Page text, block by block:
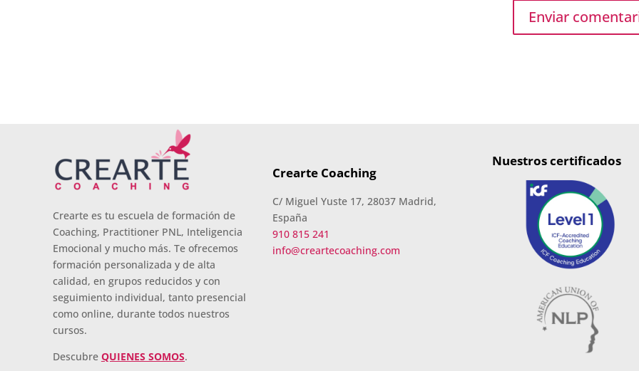
Crearte es tu escuela de formación de
Coaching, Practitioner PNL, Inteligencia
Emocional y mucho más. Te ofrecemos
formación personalizada y de alta
calidad, en grupos reducidos y con
seguimiento individual, tanto presencial
como online, durante todos nuestros
cursos.
Descubre QUIENES SOMOS.
Crearte Coaching
C/ Miguel Yuste 17, 28037 Madrid,
España
910 815 241
info@creartecoaching.com
Nuestros certificados